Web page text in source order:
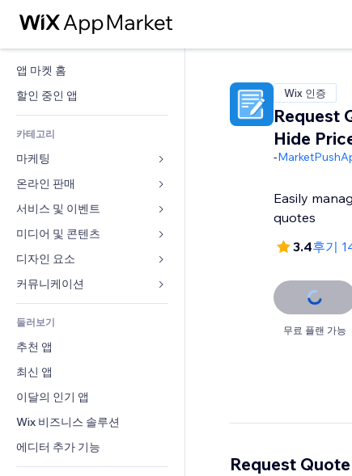
앱 마켓 홈
할인 중인 앱
카테고리
마케팅
광고
모바일
사이트 통계
사이트 목록
이메일
온라인 판매
쇼핑몰 관련 앱
배송
판매 버튼
회계
쿠폰 및 로열티
창고 서비스
식품 및 음료
서비스 및 이벤트
호텔
이벤트
음식점
부동산
예약
미디어 및 콘텐츠
갤러리
뮤직
팟캐스트
사진
동영상
PDF
파일 공유
소식
디자인 요소
지도 및 내비게이션
개인정보 및 보안
시계
페이지 템플릿
이미지 효과
버튼 & 메뉴
배너 및 배지
계산기
검색
양식
블로그
설문
채팅
메모
전화번호
커뮤니티
평가와 후기
둘러보기
추천 앱
최신 앱
이달의 인기 앱
Wix 비즈니스 솔루션
에디터 추가 기능
Wix 인증
Request
Hide
-
Easily
quotes
3.4후기
무료 플랜 가능
Request